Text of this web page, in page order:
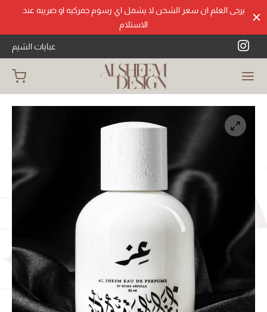
يرجى العلم ان سعر الشحن لا يشمل اي رسوم جمركيه او ضريبه عند
الاستلام
عبايات الشيم